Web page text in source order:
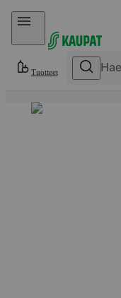
Hyppää sisältöön
Tuotteet